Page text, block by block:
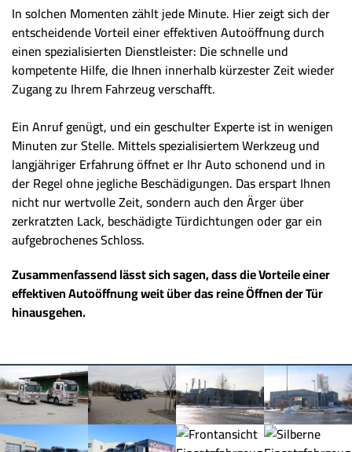
In solchen Momenten zählt jede Minute. Hier zeigt sich der
entscheidende Vorteil einer effektiven Autoöffnung durch
einen spezialisierten Dienstleister: Die schnelle und
kompetente Hilfe, die Ihnen innerhalb kürzester Zeit wieder
Zugang zu Ihrem Fahrzeug verschafft.
Ein Anruf genügt, und ein geschulter Experte ist in wenigen
Minuten zur Stelle. Mittels spezialisiertem Werkzeug und
langjähriger Erfahrung öffnet er Ihr Auto schonend und in
der Regel ohne jegliche Beschädigungen. Das erspart Ihnen
nicht nur wertvolle Zeit, sondern auch den Ärger über
zerkratzten Lack, beschädigte Türdichtungen oder gar ein
aufgebrochenes Schloss.
Zusammenfassend lässt sich sagen, dass die Vorteile einer
effektiven Autoöffnung weit über das reine Öffnen der Tür
hinausgehen.